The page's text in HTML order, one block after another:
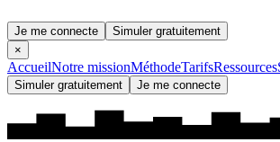
Je me connecte
Simuler gratuitement
×
AccueilNotre missionMéthodeTarifsRessources
Simuler gratuitement Je me connecte